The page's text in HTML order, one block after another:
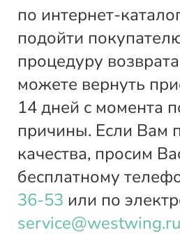
по интернет-
подойти
процедуру
можете вернуть
14 дней с момента
причины. Если Вам
качества, просим
бесплатному
36-53 или по
service@westwing.ru